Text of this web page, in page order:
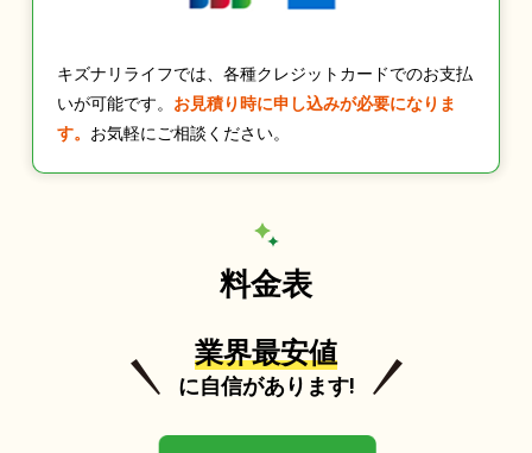
キズナリライフでは、各種クレジットカードでのお支払
いが可能です。 お見積り時に申し込みが必要になりま
す。 お気軽にご相談ください。
料金表
業界最安値
に自信があります!